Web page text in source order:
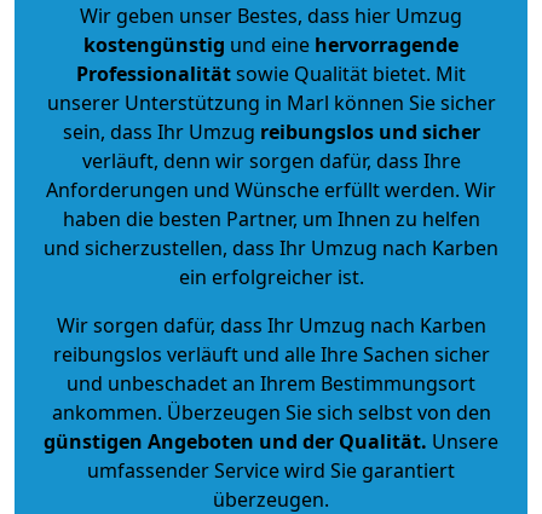
Wir geben unser Bestes, dass hier Umzug
kostengünstig und eine hervorragende
Professionalitätsowie Qualität bietet. Mit
unserer Unterstützung in Marl können Sie sicher
sein, dass Ihr Umzug reibungslos und sicher
verläuft, denn wir sorgen dafür, dass Ihre
Anforderungen und Wünsche erfüllt werden. Wir
haben die besten Partner, um Ihnen zu helfen
und sicherzustellen, dass Ihr Umzug nach Karben
ein erfolgreicher ist.
Wir sorgen dafür, dass Ihr Umzug nach Karben
reibungslos verläuft und alle Ihre Sachen sicher
und unbeschadet an Ihrem Bestimmungsort
ankommen. Überzeugen Sie sich selbst von den
günstigen Angeboten und der Qualität. Unsere
umfassender Service wird Sie garantiert
überzeugen.